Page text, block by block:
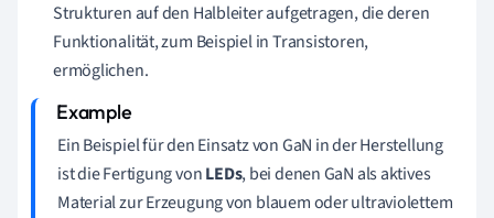
Strukturen auf den Halbleiter aufgetragen, die deren
Funktionalität, zum Beispiel in Transistoren,
ermöglichen.
Ein Beispiel für den Einsatz von GaN in der Herstellung
ist die Fertigung vonLEDs, bei denen GaN als aktives
Material zur Erzeugung von blauem oder ultraviolettem